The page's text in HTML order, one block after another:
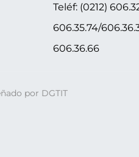
Teléf: (0212)
606.35.74/
606.36.66
por DGTIT